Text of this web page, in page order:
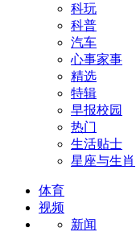
科玩
科普
汽车
心事家事
精选
特辑
早报校园
热门
生活贴士
星座与生肖
体育
视频
新闻